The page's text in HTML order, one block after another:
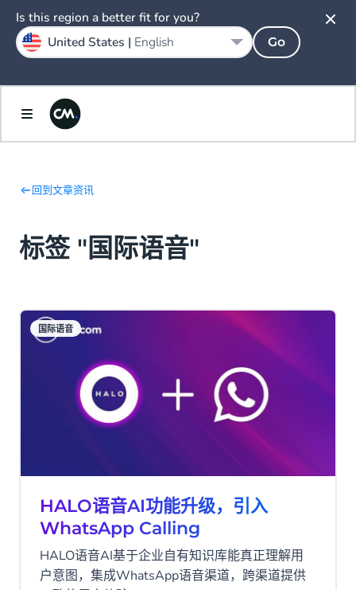
回到文章资讯
标签 "国际语音"
国际语音
HALO语音AI功能升级，引入
WhatsApp Calling
HALO语音AI基于企业自有知识库能真正理解用
户意图，集成WhatsApp语音渠道，跨渠道提供
Is this region a better fit for you?
United States | English Go